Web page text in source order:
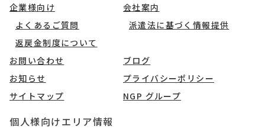
企業様向け
よくあるご質問
返戻金制度について
会社案内
派遣法に基づく情報提供
お問い合わせ
ブログ
お知らせ
プライバシーポリシー
サイトマップ
NGP グループ
個人様向けエリア情報